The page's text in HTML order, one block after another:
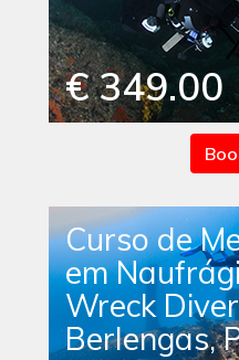
€ 349.00
Curso de
em
Wreck Diver
Berlengas,